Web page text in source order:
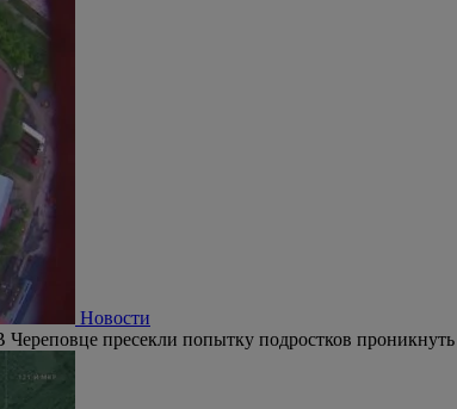
Новости
Череповце пресекли попытку подростков